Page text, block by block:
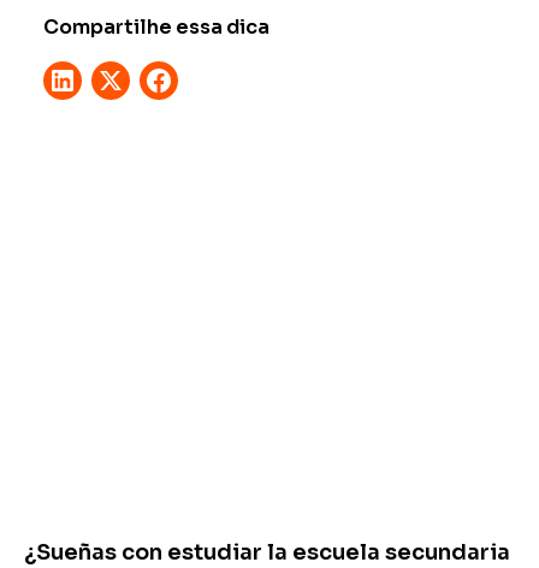
Compartilhe essa dica
¿Sueñas con estudiar la escuela secundaria